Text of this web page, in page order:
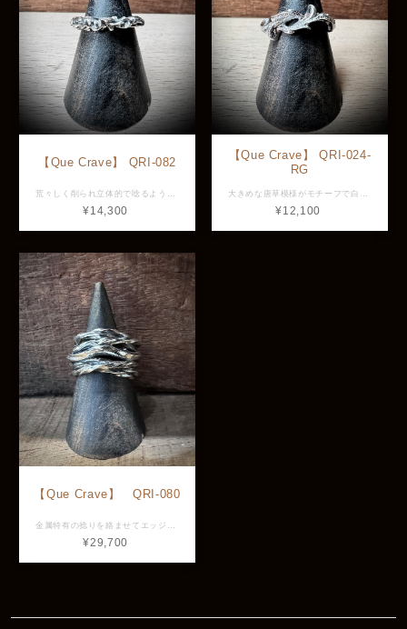
【Que Crave】 QRI-082
荒々しく削られ立体的で唸るような唐草模様をモチーフとしたリング。 存在感のある一品ですが細めに作られているのでどの指に着用いただいても一花添えてくれるようなリングなので男女問わずおすすめです。 店頭展示品以外の号数もオーダーできます。お気軽にご相談ください。 素材：Silver925 横幅：約21.6mm 最大幅：約3.0mm ※画像と実物で色具合が異なって見える場合がございますがご了承ください。 ※ 店頭展示品のため販売済みの場合は再入荷まで2〜3週間程お待ち頂きます。 ※ラッピングをご希望の方はラッピング欄からBOXをお選びください。
¥14,300
【Que Crave】 QRI-024-
RG
¥12,100
【Que Crave】 QRI-080
¥29,700